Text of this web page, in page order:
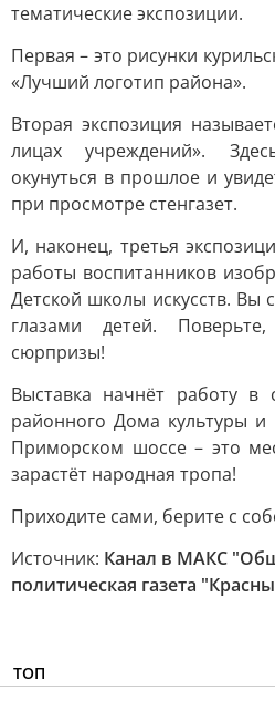
тематические экспозиции.
Первая – это рисунки
«Лучший логотип района».
Вторая экспозиция
лицах учреждений».
окунуться в прошлое и
при просмотре стенгазет.
И, наконец, третья
работы воспитанников
Детской школы искусств. Вы
глазами детей.
сюрпризы!
Выставка начнёт работу
районного Дома культуры и
Приморском шоссе – это
зарастёт народная тропа!
Приходите сами, берите с
Источник: Канал в МАКС
политическая газета
ТОП